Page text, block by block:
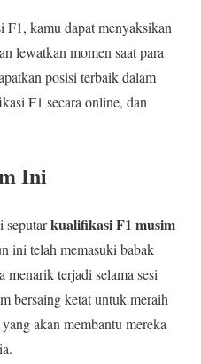
kamu dapat menyaksikan
lewatkan momen saat para
posisi terbaik dalam
F1 secara online, dan
Ini
seputarkualifikasi F1 musim
ini telah memasuki babak
menarik terjadi selama sesi
bersaing ketat untuk meraih
akan membantu mereka